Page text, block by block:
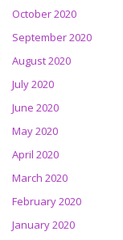
October 2020
September 2020
August 2020
July 2020
June 2020
May 2020
April 2020
March 2020
February 2020
January 2020